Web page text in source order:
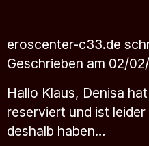
eroscenter-c33.de
Geschrieben am 02/
Hallo Klaus, Denisa
reserviert und ist
deshalb haben…